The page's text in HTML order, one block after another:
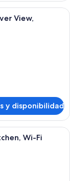
Frette y ropa de
View,
y disponibilidad
Frette y ropa de
Wi-Fi